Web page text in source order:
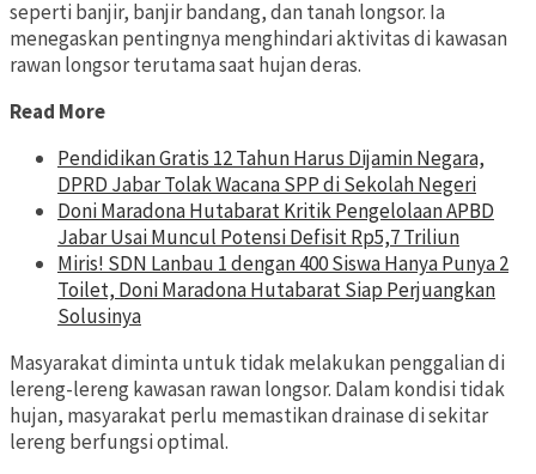
seperti banjir, banjir bandang, dan tanah longsor. Ia
menegaskan pentingnya menghindari aktivitas di kawasan
rawan longsor terutama saat hujan deras.
Read More
Pendidikan Gratis 12 Tahun Harus Dijamin Negara,
DPRD Jabar Tolak Wacana SPP di Sekolah Negeri
Doni Maradona Hutabarat Kritik Pengelolaan APBD
Jabar Usai Muncul Potensi Defisit Rp5,7 Triliun
Miris! SDN Lanbau 1 dengan 400 Siswa Hanya Punya 2
Toilet, Doni Maradona Hutabarat Siap Perjuangkan
Solusinya
Masyarakat diminta untuk tidak melakukan penggalian di
lereng-lereng kawasan rawan longsor. Dalam kondisi tidak
hujan, masyarakat perlu memastikan drainase di sekitar
lereng berfungsi optimal.